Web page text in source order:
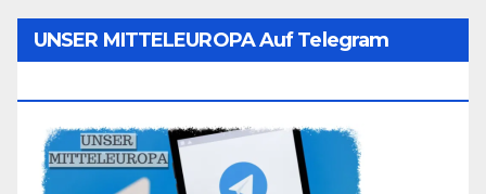
UNSER MITTELEUROPA Auf Telegram